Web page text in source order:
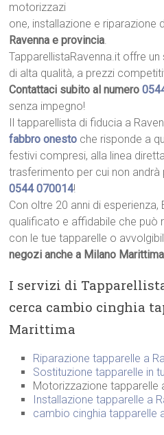
motorizzazi
one, installazione e riparazione
Ravenna e provincia.
TapparellistaRavenna.it offre
di alta qualità, a prezzi
Contattaci subito al numero
senza impegno!
Il tapparellista di fiducia a
fabbro onesto che risponde a
festivi compresi, alla linea
trasferimento per cui non andrà
0544 070014!
Con oltre 20 anni di
qualificato e affidabile che può
con le tue tapparelle o
negozi anche a Milano Marittima
I servizi di
cerca cambio cinghia
Marittima
Riparazione tapparelle a
Sostituzione tapparelle in
Motorizzazione tapparelle
Installazione tapparelle a
cambio cinghia tapparelle